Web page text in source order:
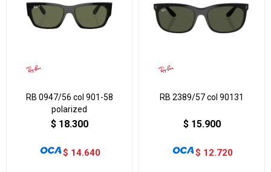
RB 0947/56 col 901-58
polarized
$ 18.300
$ 14.640
RB 2389/57 col 90131
$ 15.900
$ 12.720